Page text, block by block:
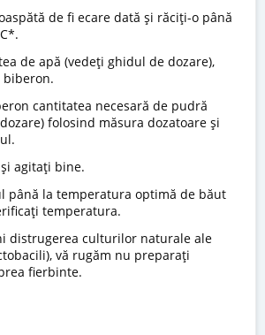
de fi ecare dată şi răciți-o până
de apă (vedeți ghidul de dozare),
cantitatea necesară de pudră
folosind măsura dozatoare și
agitați bine.
până la temperatura optimă de băut
temperatura.
distrugerea culturilor naturale ale
vă rugăm nu preparați
fierbinte.